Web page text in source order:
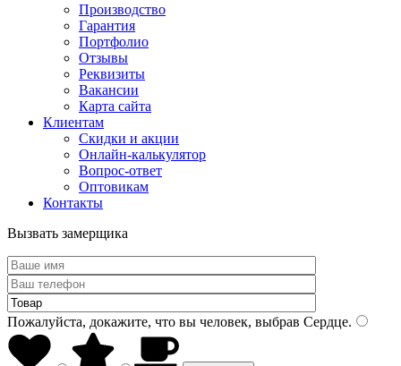
Производство
Гарантия
Портфолио
Отзывы
Реквизиты
Вакансии
Карта сайта
Клиентам
Скидки и акции
Онлайн-калькулятор
Вопрос-ответ
Оптовикам
Контакты
Вызвать замерщика
Пожалуйста, докажите, что вы человек, выбрав Сердце.